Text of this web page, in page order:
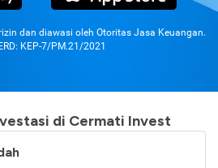
dan diawasi oleh Otoritas Jasa Keuangan.
KEP-7/PM.21/2021
di Cermati Invest